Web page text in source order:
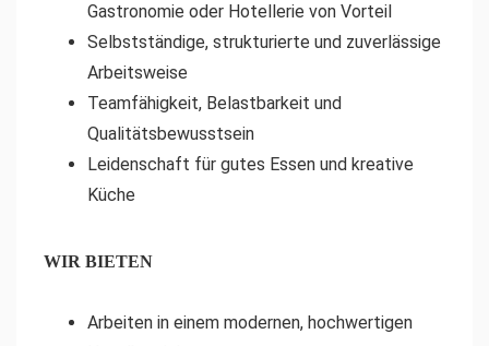
Gastronomie oder Hotellerie von Vorteil
Selbstständige, strukturierte und zuverlässige
Arbeitsweise
Teamfähigkeit, Belastbarkeit und
Qualitätsbewusstsein
Leidenschaft für gutes Essen und kreative
Küche
WIR BIETEN
Arbeiten in einem modernen, hochwertigen